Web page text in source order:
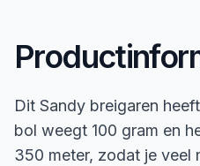
Dit Sandy breigaren
bol weegt 100 gram en
350 meter, zodat je veel